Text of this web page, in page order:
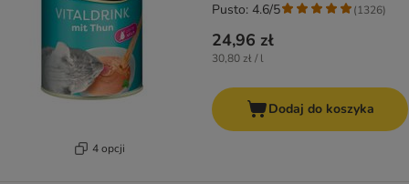
4 opcji
24,96 zł
30,80 zł / l
Pusto: 4.6/5 (1326)
Dodaj do koszyka